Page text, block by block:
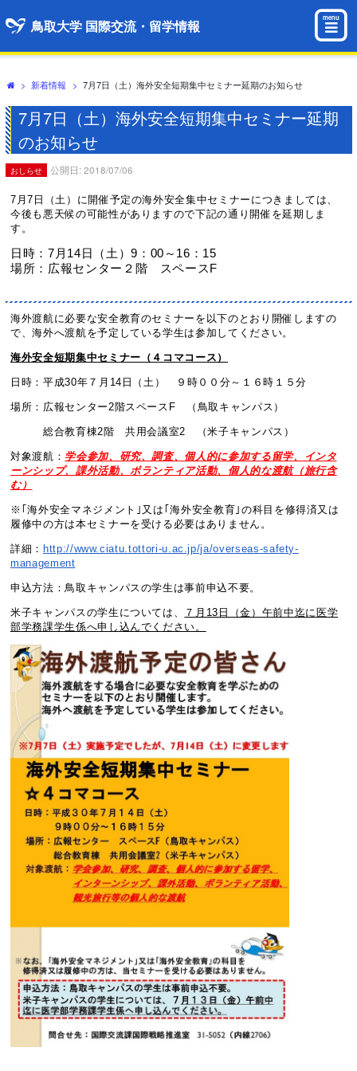
鳥取大学 国際交流・留学情報 menu
> 新着情報 > 7月7日（土）海外安全短期集中セミナー延期のお知らせ
7月7日（土）海外安全短期集中セミナー延期
のお知らせ
おしらせ 公開日: 2018/07/06
7月7日（土）に開催予定の海外安全集中セミナーにつきましては、
今後も悪天候の可能性がありますので下記の通り開催を延期しま
す。
日時： 7 月 14 日（土）9 ： 00 ～ 16 ： 15
場所：広報センター２階 スペース F
海外渡航に必要な安全教育のセミナーを以下のとおり開催しますの
で、海外へ渡航を予定している学生は参加してください。
海外安全短期集中セミナー（４コマコース）
日時：平成30年７月14日（土） ９時００分～１６時１５分
場所：広報センター2階スペースF （鳥取キャンパス）
総合教育棟2階 共用会議室2 （米子キャンパス）
対象渡航： 学会参加、研究、調査、個人的に参加する留学、インタ
ーンシップ、課外活動、ボランティア活動、 個人的な渡航（旅行含
む）
※｢海外安全マネジメント｣又は｢海外安全教育｣の科目を修得済又は
履修中の方は本セミナーを受ける必要はありません。
詳細： http://www.ciatu.tottori-u.ac.jp/ja/overseas-safety-
management
申込方法：鳥取キャンパスの学生は事前申込不要。
米子キャンパスの学生については、
７月13日（金）午前中迄に医学
部学務課学生係へ申し込んでください。